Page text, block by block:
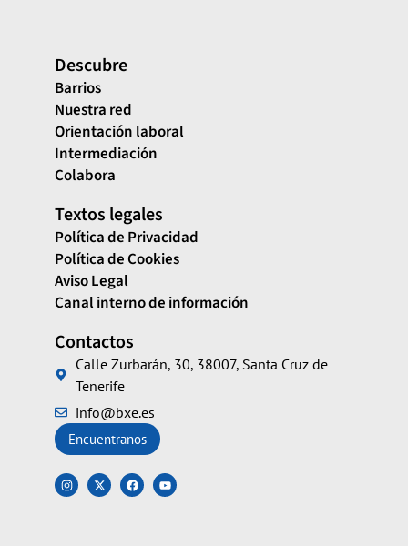
Descubre
Barrios
Nuestra red
Orientación laboral
Intermediación
Colabora
Textos legales
Política de Privacidad
Política de Cookies
Aviso Legal
Canal interno de información
Contactos
Calle Zurbarán, 30, 38007, Santa Cruz de
Tenerife
info@bxe.es
Encuentranos